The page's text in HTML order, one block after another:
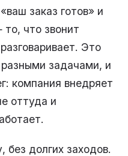
заказ готов» и
что звонит
Это
разными задачами, и
компания внедряет
оттуда и
долгих заходов.